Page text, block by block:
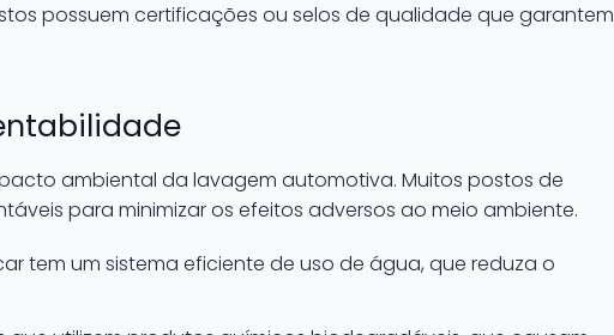
possuem certificações ou selos de qualidade que garantem
ambiental da lavagem automotiva. Muitos postos de
para minimizar os efeitos adversos ao meio ambiente.
tem um sistema eficiente de uso de água, que reduza o